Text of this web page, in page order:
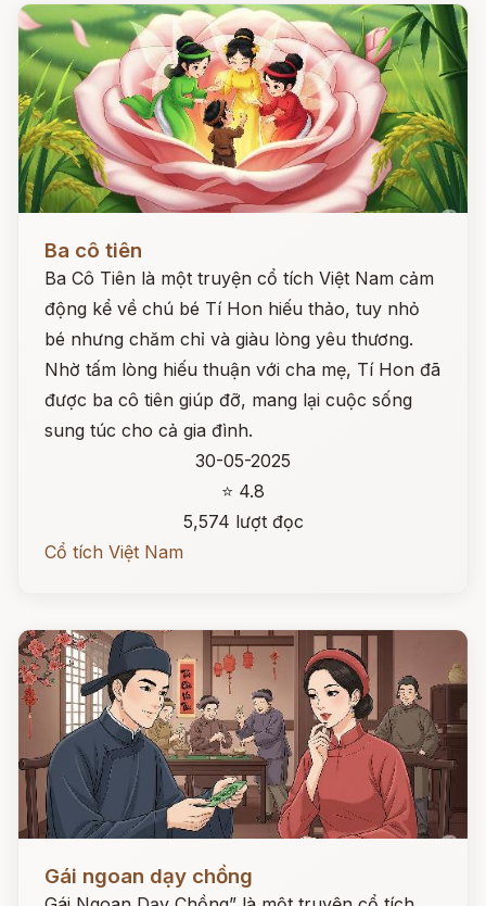
Ba cô tiên
Ba Cô Tiên là một truyện cổ tích Việt Nam cảm
động kể về chú bé Tí Hon hiếu thảo, tuy nhỏ
bé nhưng chăm chỉ và giàu lòng yêu thương.
Nhờ tấm lòng hiếu thuận với cha mẹ, Tí Hon đã
được ba cô tiên giúp đỡ, mang lại cuộc sống
sung túc cho cả gia đình.
30-05-2025
⭐ 4.8
5,574 lượt đọc
Cổ tích Việt Nam
Gái ngoan dạy chồng